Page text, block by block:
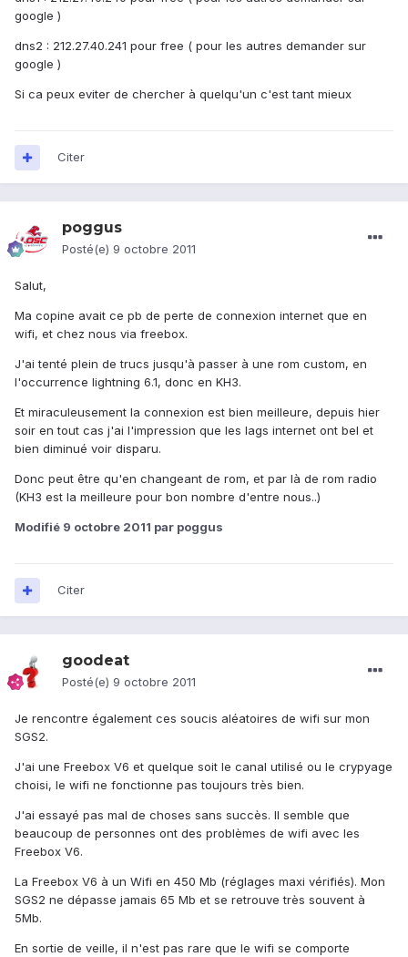
google )
dns2 : 212.27.40.241 pour free ( pour les autres demander sur
google )
Si ca peux eviter de chercher à quelqu'un c'est tant mieux
Citer
poggus
Posté(e) 9 octobre 2011
Salut,
Ma copine avait ce pb de perte de connexion internet que en
wifi, et chez nous via freebox.
J'ai tenté plein de trucs jusqu'à passer à une rom custom, en
l'occurrence lightning 6.1, donc en KH3.
Et miraculeusement la connexion est bien meilleure, depuis hier
soir en tout cas j'ai l'impression que les lags internet ont bel et
bien diminué voir disparu.
Donc peut être qu'en changeant de rom, et par là de rom radio
(KH3 est la meilleure pour bon nombre d'entre nous..)
Modifié 9 octobre 2011 par poggus
Citer
goodeat
Posté(e) 9 octobre 2011
Je rencontre également ces soucis aléatoires de wifi sur mon
SGS2.
J'ai une Freebox V6 et quelque soit le canal utilisé ou le crypyage
choisi, le wifi ne fonctionne pas toujours très bien.
J'ai essayé pas mal de choses sans succès. Il semble que
beaucoup de personnes ont des problèmes de wifi avec les
Freebox V6.
La Freebox V6 à un Wifi en 450 Mb (réglages maxi vérifiés). Mon
SGS2 ne dépasse jamais 65 Mb et se retrouve très souvent à
5Mb.
En sortie de veille, il n'est pas rare que le wifi se comporte